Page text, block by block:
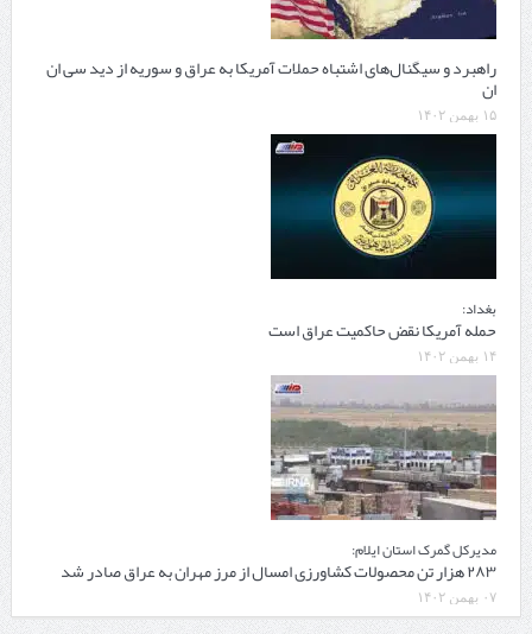
راهبرد و سیگنال‌های اشتباه حملات آمریکا به عراق و سوریه از دید سی ان
ان
۱۵ بهمن ۱۴۰۲
بغداد:
حمله آمریکا نقض حاکمیت عراق است
۱۴ بهمن ۱۴۰۲
مدیرکل گمرک استان ایلام:
۲۸۳ هزار تن محصولات کشاورزی امسال از مرز مهران به عراق صادر شد
۰۷ بهمن ۱۴۰۲